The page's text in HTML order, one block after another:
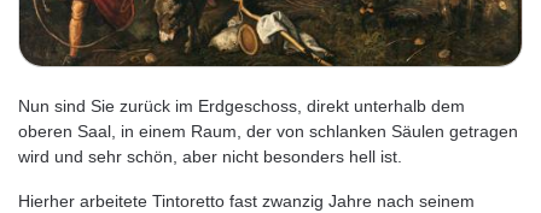
Nun sind Sie zurück im Erdgeschoss, direkt unterhalb dem
oberen Saal, in einem Raum, der von schlanken Säulen getragen
wird und sehr schön, aber nicht besonders hell ist.
Hierher arbeitete Tintoretto fast zwanzig Jahre nach seinem